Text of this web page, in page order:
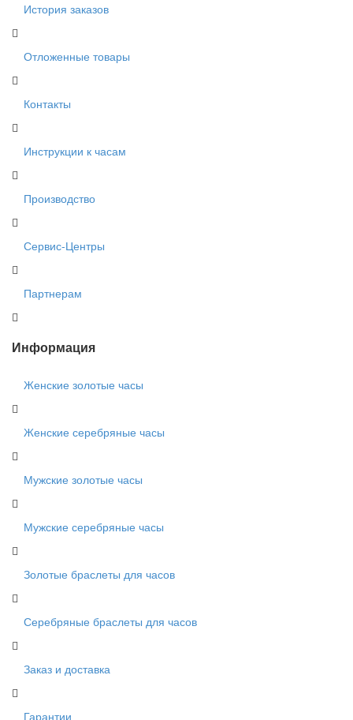
История заказов
Отложенные товары
Контакты
Инструкции к часам
Производство
Сервис-Центры
Партнерам
Информация
Женские золотые часы
Женские серебряные часы
Мужские золотые часы
Мужские серебряные часы
Золотые браслеты для часов
Серебряные браслеты для часов
Заказ и доставка
Гарантии